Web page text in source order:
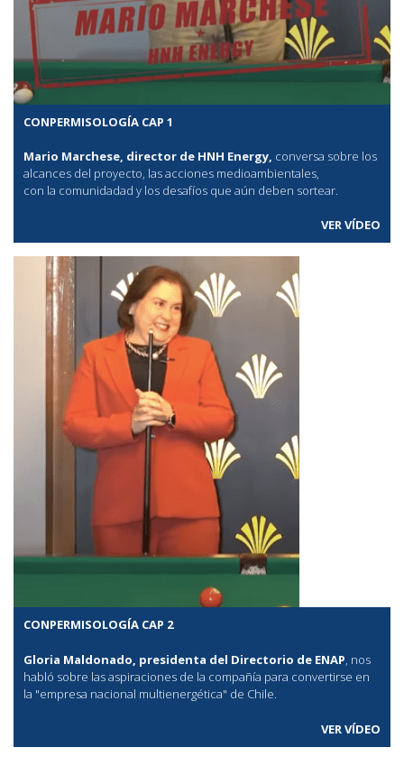
CONPERMISOLOGÍA CAP 1
Mario Marchese, director de HNH Energy, conversa sobre los
alcances del proyecto, las acciones medioambientales,
con la comunidadad y los desafíos que aún deben sortear.
VER VÍDEO
CONPERMISOLOGÍA CAP 2
Gloria Maldonado, presidenta del Directorio de ENAP, nos
habló sobre las aspiraciones de la compañía para convertirse en
la "empresa nacional multienergética" de Chile.
VER VÍDEO